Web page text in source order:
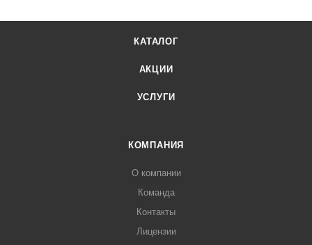
КАТАЛОГ
АКЦИИ
УСЛУГИ
КОМПАНИЯ
О компании
Команда
Контакты
Лицензии